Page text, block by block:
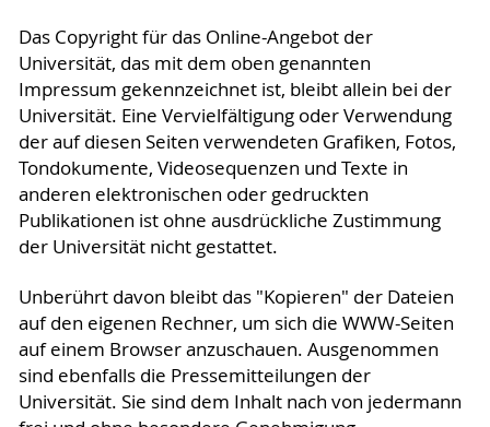
Das Copyright für das Online-Angebot der
Universität, das mit dem oben genannten
Impressum gekennzeichnet ist, bleibt allein bei der
Universität. Eine Vervielfältigung oder Verwendung
der auf diesen Seiten verwendeten Grafiken, Fotos,
Tondokumente, Videosequenzen und Texte in
anderen elektronischen oder gedruckten
Publikationen ist ohne ausdrückliche Zustimmung
der Universität nicht gestattet.
Unberührt davon bleibt das "Kopieren" der Dateien
auf den eigenen Rechner, um sich die WWW-Seiten
auf einem Browser anzuschauen. Ausgenommen
sind ebenfalls die Pressemitteilungen der
Universität. Sie sind dem Inhalt nach von jedermann